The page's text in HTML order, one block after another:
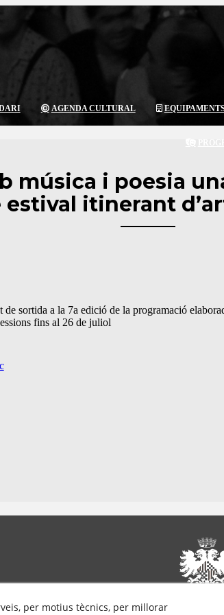
AGENDA CULTURAL
música i poesia
estival itinerant
sortida a la 7a edició de la programació
fins al 26 de juliol
per motius tècnics, per millorar